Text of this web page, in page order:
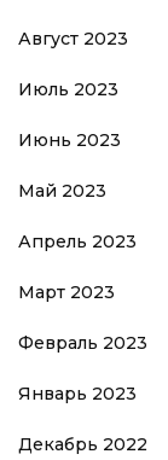
Август 2023
Июль 2023
Июнь 2023
Май 2023
Апрель 2023
Март 2023
Февраль 2023
Январь 2023
Декабрь 2022